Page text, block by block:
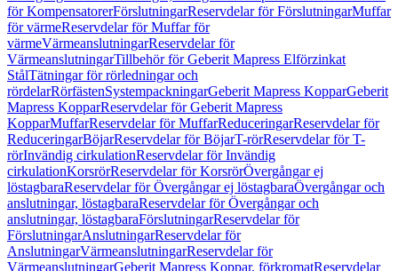
för KompensatorerFörslutningarReservdelar för FörslutningarMuffar
för värmeReservdelar för Muffar för
värmeVärmeanslutningarReservdelar för
VärmeanslutningarTillbehör för Geberit Mapress Elförzinkat
StålTätningar för rörledningar och
rördelarRörfästenSystempackningarGeberit Mapress KopparGeberit
Mapress KopparReservdelar för Geberit Mapress
KopparMuffarReservdelar för MuffarReduceringarReservdelar för
ReduceringarBöjarReservdelar för BöjarT-rörReservdelar för T-
rörInvändig cirkulationReservdelar för Invändig
cirkulationKorsrörReservdelar för KorsrörÖvergångar ej
löstagbaraReservdelar för Övergångar ej löstagbaraÖvergångar och
anslutningar, löstagbaraReservdelar för Övergångar och
anslutningar, löstagbaraFörslutningarReservdelar för
FörslutningarAnslutningarReservdelar för
AnslutningarVärmeanslutningarReservdelar för
VärmeanslutningarGeberit Mapress Koppar, förkromatReservdelar